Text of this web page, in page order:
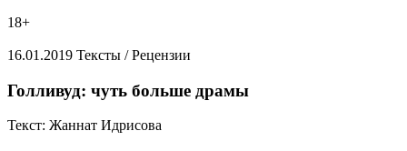
18+
16.01.2019 Тексты /Рецензии
​Голливуд: чуть больше драмы
Текст: Жаннат Идрисова